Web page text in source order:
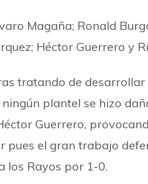
Magaña; Ronald
Héctor Guerrero y
tratando de desarrollar
plantel se hizo
Guerrero,
el gran trabajo
los Rayos por 1-0.